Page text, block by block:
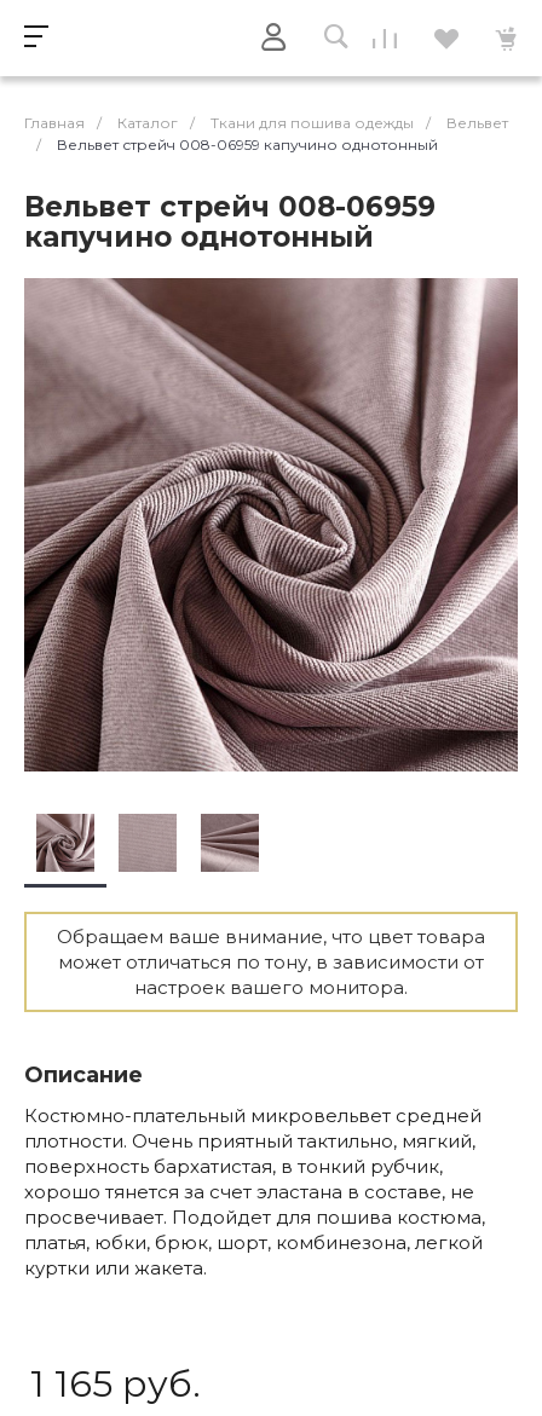
Главная / Каталог / Ткани для пошива одежды /
Вельвет
/
Вельвет стрейч 008-06959 капучино однотонный
Вельвет стрейч 008-06959
капучино однотонный
Обращаем ваше внимание, что цвет товара
может отличаться по тону, в зависимости от
настроек вашего монитора.
Описание
Костюмно-плательный микровельвет средней
плотности. Очень приятный тактильно, мягкий,
поверхность бархатистая, в тонкий рубчик,
хорошо тянется за счет эластана в составе, не
просвечивает. Подойдет для пошива костюма,
платья, юбки, брюк, шорт, комбинезона, легкой
куртки или жакета.
1 165 руб.